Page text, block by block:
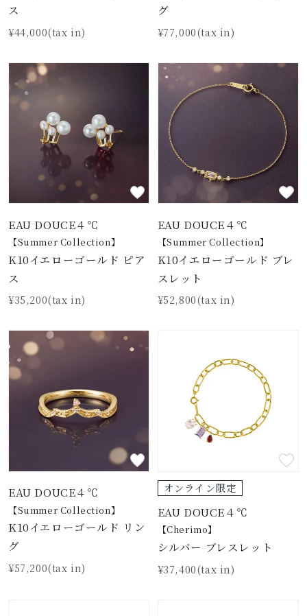
ス
¥44,000(tax in)
グ
¥77,000(tax in)
EAU DOUCE４℃
【Summer Collection】
K10イエローゴールド ピア
ス
¥35,200(tax in)
EAU DOUCE４℃
【Summer Collection】
K10イエローゴールド ブレ
スレット
¥52,800(tax in)
EAU DOUCE４℃
【Summer Collection】
K10イエローゴールド リン
グ
¥57,200(tax in)
オンライン限定
EAU DOUCE４℃
【Cherimo】
シルバー ブレスレット
¥37,400(tax in)